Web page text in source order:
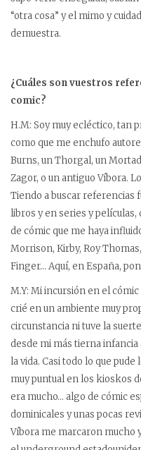
“otra cosa” y el mimo y
demuestra.
¿Cuáles son vuestros
comic?
H.M: Soy muy ecléctico, tan
como que me enchufo
Burns, un Thorgal, un
Zagor, o un antiguo Víbora.
Tiendo a buscar referencias
libros y en series y
de cómic que me haya
Morrison, Kirby, Roy
Finger… Aquí, en España,
M.Y: Mi incursión en el
crié en un ambiente muy
circunstancia ni tuve la
desde mi más tierna
la vida. Casi todo lo que
muy puntual en los kioskos
era mucho… algo de cómic
dominicales y unas pocas
Víbora me marcaron mucho